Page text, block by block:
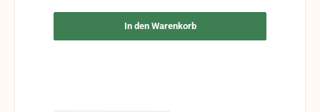
In den Warenkorb